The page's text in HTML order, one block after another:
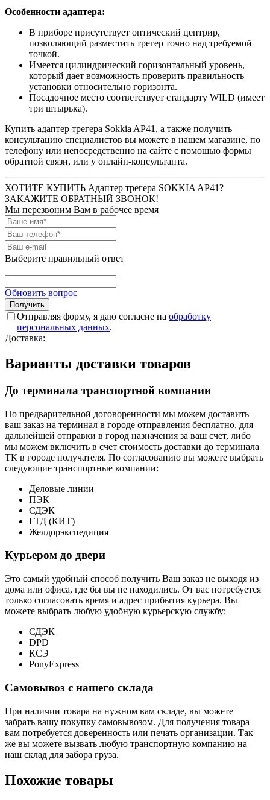
Особенности адаптера:
В приборе присутствует оптический центрир,
позволяющий разместить трегер точно над требуемой
точкой.
Имеется цилиндрический горизонтальный уровень,
который дает возможность проверить правильность
установки относительно горизонта.
Посадочное место соответствует стандарту WILD (имеет
три штырька).
Купить адаптер трегера Sokkia AP41, а также получить
консультацию специалистов вы можете в нашем магазине, по
телефону или непосредственно на сайте с помощью формы
обратной связи, или у онлайн-консультанта.
ХОТИТЕ КУПИТЬ Адаптер трегера SOKKIA AP41?
ЗАКАЖИТЕ ОБРАТНЫЙ ЗВОНОК!
Мы перезвоним Вам в рабочее время
Выберите правильный ответ
Обновить вопрос
Отправляя форму, я даю согласие на обработку
персональных данных.
Доставка:
Варианты доставки товаров
До терминала транспортной компании
По предварительной договоренности мы можем доставить
ваш заказ на терминал в городе отправления бесплатно, для
дальнейшей отправки в город назначения за ваш счет, либо
мы можем включить в счет стоимость доставки до терминала
ТК в городе получателя. По согласованию вы можете выбрать
следующие транспортные компании:
Деловые линии
ПЭК
СДЭК
ГТД (КИТ)
Желдорэкспедиция
Курьером до двери
Это самый удобный способ получить Ваш заказ не выходя из
дома или офиса, где бы вы не находились. От вас потребуется
только согласовать время и адрес прибытия курьера. Вы
можете выбрать любую удобную курьерскую службу:
СДЭК
DPD
КСЭ
PonyExpress
Самовывоз с нашего склада
При наличии товара на нужном вам складе, вы можете
забрать вашу покупку самовывозом. Для получения товара
вам потребуется доверенность или печать организации. Так
же вы можете вызвать любую транспортную компанию на
наш склад для забора груза.
Похожие товары